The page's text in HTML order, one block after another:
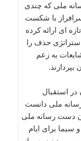
ملی كه چندی
با شكست
ای ارائه كرده
حذف را
به زعم
در استقبال
ملی دانست
دست رسانه ملی
سیما برای ایام